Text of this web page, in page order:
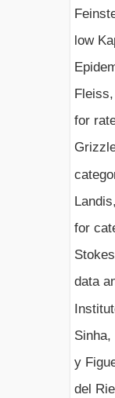
low
for
for
data
y
del